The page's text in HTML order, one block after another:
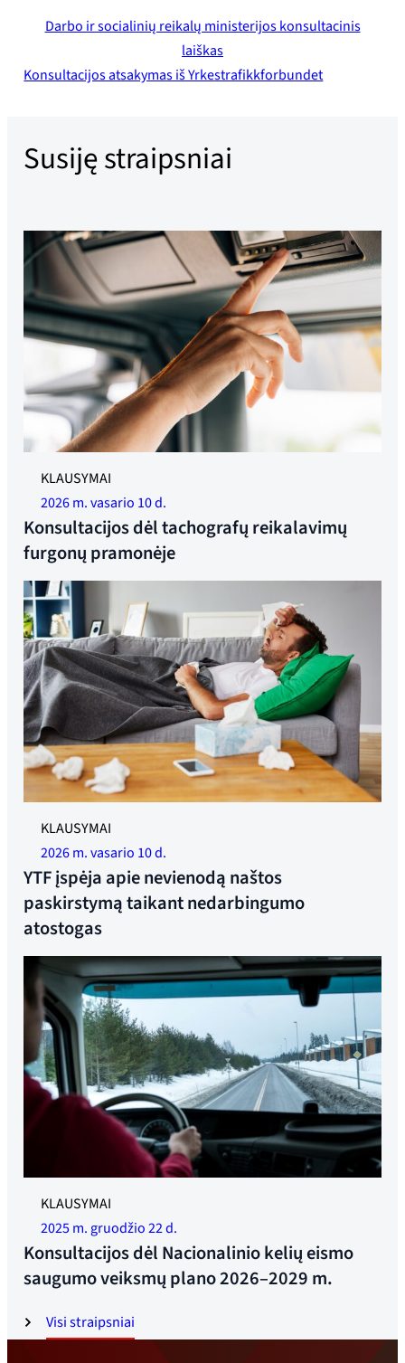
Darbo ir socialinių reikalų ministerijos konsultacinis
laiškas
Konsultacijos atsakymas iš Yrkestrafikkforbundet
Susiję straipsniai
Visi straipsniai
KLAUSYMAI
2026 m. vasario 10 d.
Konsultacijos dėl tachografų reikalavimų
furgonų pramonėje
Iliustracinė nuotrauka.
KLAUSYMAI
2026 m. vasario 10 d.
YTF įspėja apie nevienodą naštos
paskirstymą taikant nedarbingumo
atostogas
Dabar statoma daugiau visą parą veikiančių poilsio zonų.
Nuotrauka: Jonas Ruud
KLAUSYMAI
2025 m. gruodžio 22 d.
Konsultacijos dėl Nacionalinio kelių eismo
saugumo veiksmų plano 2026–2029 m.